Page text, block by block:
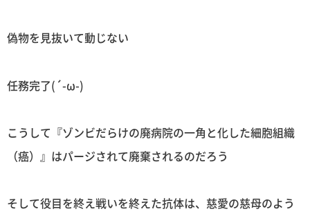
偽物を見抜いて動じない
任務完了(´-ω-)
こうして『ゾンビだらけの廃病院の一角と化した細胞組織
（癌）』はパージされて廃棄されるのだろう
そして役目を終え戦いを終えた抗体は、慈愛の慈母のよう